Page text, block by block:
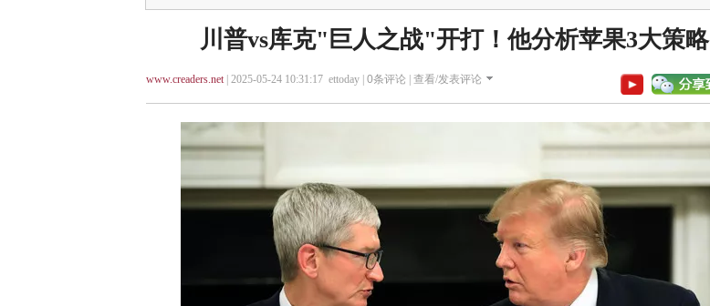
川普vs库克"巨人之战"开打！他分析苹果3大策略
www.creaders.net| 2025-05-24 10:31:17 ettoday | 0条评论 | 查看/发表评论